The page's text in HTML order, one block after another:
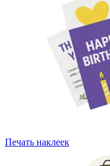
Печать наклеек